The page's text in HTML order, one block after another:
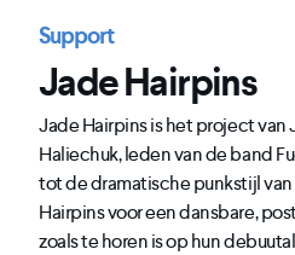
Support
Jade Hairpins
Jade Hairpins is het project van
Haliechuk, leden van de band
tot de dramatische punkstijl
Hairpins voor een dansbare,
zoals te horen is op hun